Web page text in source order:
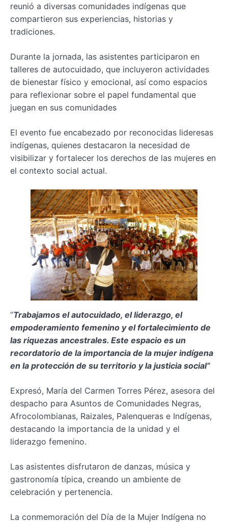
reunió a diversas comunidades indígenas que
compartieron sus experiencias, historias y
tradiciones.
Durante la jornada, las asistentes participaron en
talleres de autocuidado, que incluyeron actividades
de bienestar físico y emocional, así como espacios
para reflexionar sobre el papel fundamental que
juegan en sus comunidades
El evento fue encabezado por reconocidas lideresas
indígenas, quienes destacaron la necesidad de
visibilizar y fortalecer los derechos de las mujeres en
el contexto social actual.
“Trabajamos el autocuidado, el liderazgo, el
empoderamiento femenino y el fortalecimiento de
las riquezas ancestrales. Este espacio es un
recordatorio de la importancia de la mujer indígena
en la protección de su territorio y la justicia social”
Expresó, María del Carmen Torres Pérez, asesora del
despacho para Asuntos de Comunidades Negras,
Afrocolombianas, Raizales, Palenqueras e Indígenas,
destacando la importancia de la unidad y el
liderazgo femenino.
Las asistentes disfrutaron de danzas, música y
gastronomía típica, creando un ambiente de
celebración y pertenencia.
La conmemoración del Día de la Mujer Indígena no